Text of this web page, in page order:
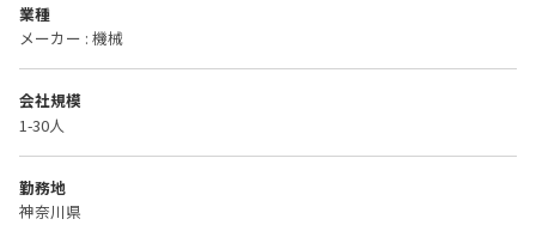
業種
メーカー : 機械
会社規模
1-30人
勤務地
神奈川県